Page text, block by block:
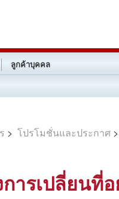
ลูกค้าบุคคล
> โปรโมชั่นและประกาศ
การเปลี่ยนที่